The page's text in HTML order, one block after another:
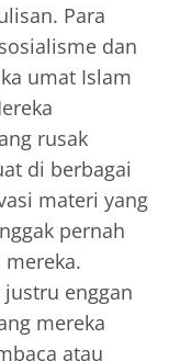
Para
dan
umat Islam
rusak
di berbagai
materi yang
pernah
enggan
mereka
atau